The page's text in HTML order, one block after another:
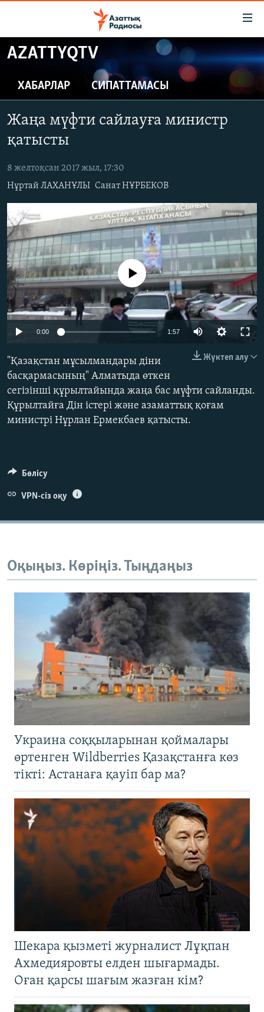
Skip
to
content
to
main
Navigation
Skip
to
Search
ЖАҢАЛЫҚТАР
САЯСАТ
ҚАҢТАР ОҚИҒАСЫ
АДАМ ҚҰҚЫҚТАРЫ
ӘЛЕУМЕТ
ӘЛЕМ
АРНАЙЫ ЖОБАЛАР
Русский
ЖАЗЫЛЫҢЫЗ
Басқа тілдерде
AZATTYQTV
ХАБАРЛАР СИПАТТАМАСЫ
Жаңа мүфти сайлауға министр
қатысты
8 желтоқсан 2017 жыл, 17:30
Нұртай ЛАХАНҰЛЫ Санат НҰРБЕКОВ
No media source currently available
0:00 1:57
Жүктеп алу
"Қазақстан мұсылмандары діни
басқармасының" Алматыда өткен
сегізінші құрылтайында жаңа бас мүфти сайланды.
Құрылтайға Дін істері және азаматтық қоғам
министрі Нұрлан Ермекбаев қатысты.
Бөлісу
VPN-сіз оқу
Оқыңыз. Көріңіз. Тыңдаңыз
Украина соққыларынан қоймалары
өртенген Wildberries Қазақстанға көз
тікті: Астанаға қауіп бар ма?
Шекара қызметі журналист Лұқпан
Ахмедияровты елден шығармады.
Оған қарсы шағым жазған кім?